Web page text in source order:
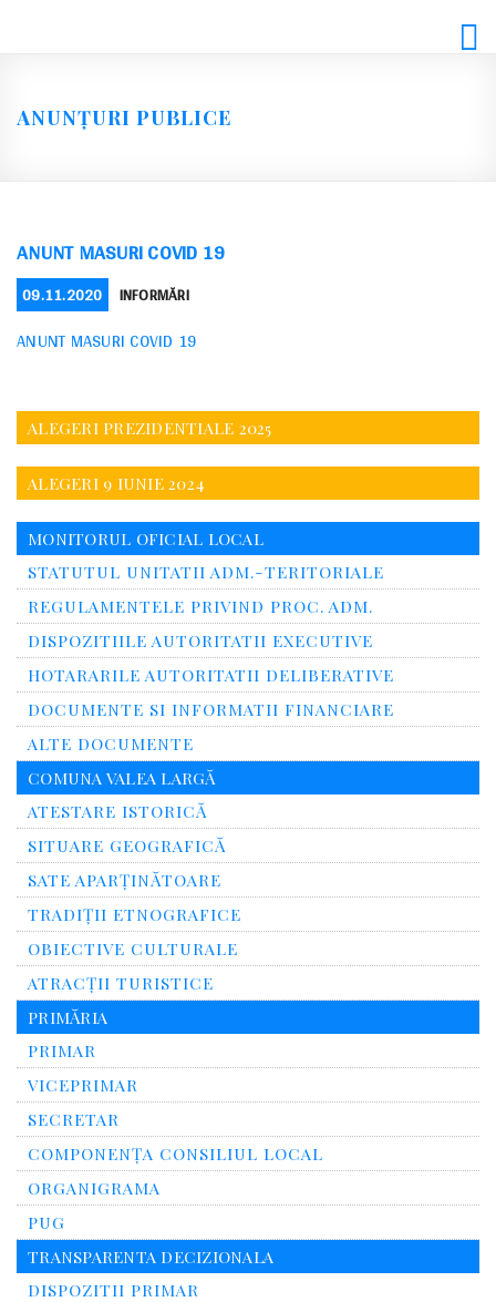
ANUNȚURI PUBLICE
ANUNT MASURI COVID 19
POSTED
ON
09.11.2020 CATEGORIES
INFORMĂRI
ANUNT MASURI COVID 19
ALEGERI PREZIDENTIALE 2025
ALEGERI 9 IUNIE 2024
MONITORUL OFICIAL LOCAL
STATUTUL UNITATII ADM.-TERITORIALE
REGULAMENTELE PRIVIND PROC. ADM.
DISPOZITIILE AUTORITATII EXECUTIVE
HOTARARILE AUTORITATII DELIBERATIVE
DOCUMENTE SI INFORMATII FINANCIARE
ALTE DOCUMENTE
COMUNA VALEA LARGĂ
ATESTARE ISTORICĂ
SITUARE GEOGRAFICĂ
SATE APARȚINĂTOARE
TRADIȚII ETNOGRAFICE
OBIECTIVE CULTURALE
ATRACȚII TURISTICE
PRIMĂRIA
PRIMAR
VICEPRIMAR
SECRETAR
COMPONENȚA CONSILIUL LOCAL
ORGANIGRAMA
PUG
TRANSPARENTA DECIZIONALA
DISPOZITII PRIMAR